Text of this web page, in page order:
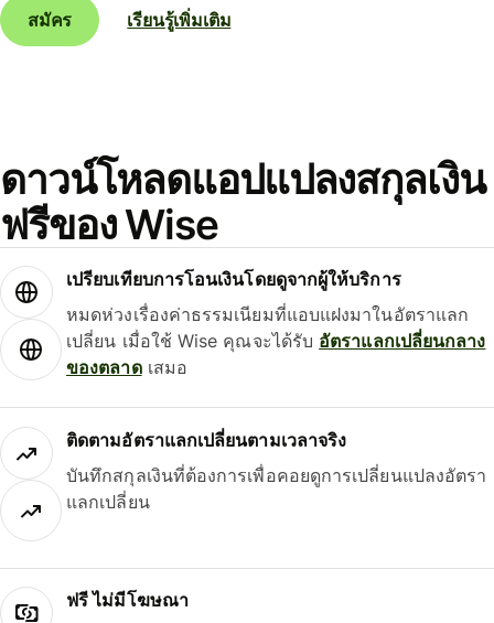
สมัคร เรียนรู้เพิ่มเติม
ดาวน์โหลดแอปแปลงสกุลเงิน
ฟรีของ Wise
เปรียบเทียบการโอนเงินโดยดูจากผู้ให้บริการ
หมดห่วงเรื่องค่าธรรมเนียมที่แอบแฝงมาในอัตราแลก
เปลี่ยน เมื่อใช้ Wise คุณจะได้รับ อัตราแลกเปลี่ยนกลาง
ของตลาดเสมอ
ติดตามอัตราแลกเปลี่ยนตามเวลาจริง
บันทึกสกุลเงินที่ต้องการเพื่อคอยดูการเปลี่ยนแปลงอัตรา
แลกเปลี่ยน
ฟรี ไม่มีโฆษณา